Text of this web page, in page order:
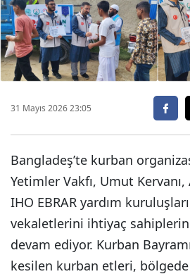
31 Mayıs 2026 23:05
Bangladeş’te kurban
Yetimler Vakfı, Umut
IHO EBRAR yardım
vekaletlerini ihtiyaç
devam ediyor. Kurban
kesilen kurban etleri,